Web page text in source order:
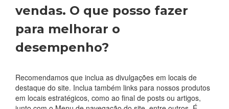
vendas. O que posso fazer
para melhorar o
desempenho?
Recomendamos que inclua as divulgações em locais de
destaque do site. Inclua também links para nossos produtos
em locais estratégicos, como ao final de posts ou artigos,